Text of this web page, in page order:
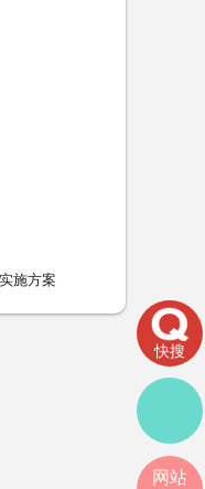
施方案
快搜
网站